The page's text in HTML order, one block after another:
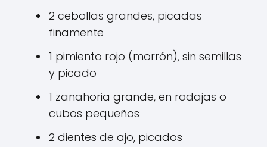
2 cebollas grandes, picadas
finamente
1 pimiento rojo (morrón), sin semillas
y picado
1 zanahoria grande, en rodajas o
cubos pequeños
2 dientes de ajo, picados